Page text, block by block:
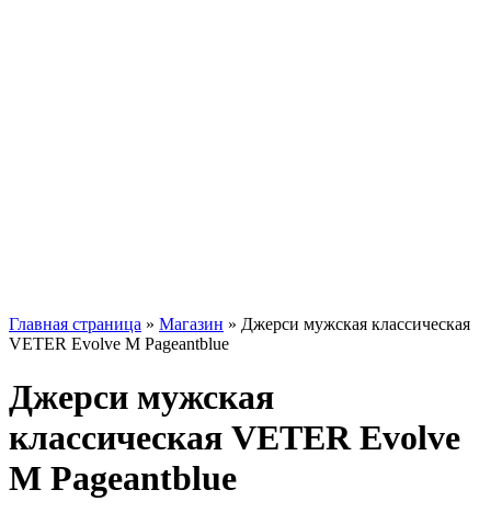
Главная страница » Магазин » Джерси мужская классическая
VETER Evolve M Pageantblue
Джерси мужская
классическая VETER Evolve
M Pageantblue